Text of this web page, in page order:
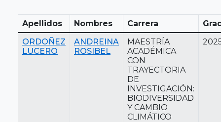
Apellidos Nombres Carrera
ORDOÑEZ
LUCERO
ANDREINA
ROSIBEL
MAESTRÍA
ACADÉMICA
CON
TRAYECTORIA
DE
INVESTIGACIÓN:
BIODIVERSIDAD
Y CAMBIO
CLIMÁTICO